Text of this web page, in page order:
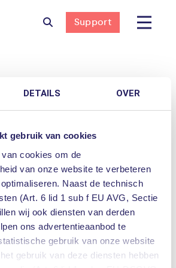
DETAILS OVER
gebruik van cookies
cookies om de
van onze website te verbeteren
Naast de technisch
(Art. 6 lid 1 sub f EU AVG, Sectie
wij ook diensten van derden
ons advertentieaanbod te
gebruik van onze website
gebruik van deze diensten hebben
Support